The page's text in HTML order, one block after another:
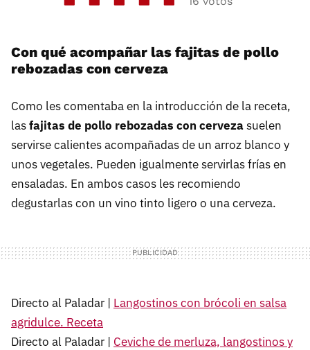
Con qué acompañar las fajitas de pollo
rebozadas con cerveza
Como les comentaba en la introducción de la receta,
lasfajitas de pollo rebozadas con cervezasuelen
servirse calientes acompañadas de un arroz blanco y
unos vegetales. Pueden igualmente servirlas frías en
ensaladas. En ambos casos les recomiendo
degustarlas con un vino tinto ligero o una cerveza.
Directo al Paladar | Langostinos con brócoli en salsa
agridulce. Receta
Directo al Paladar | Ceviche de merluza, langostinos y